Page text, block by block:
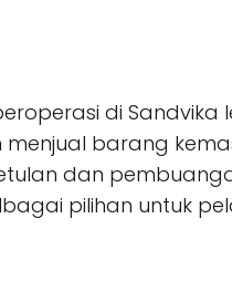
di Sandvika
barang
dan
pilihan untuk